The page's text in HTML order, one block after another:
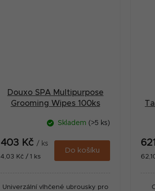
Douxo SPA Multipurpose
Grooming Wipes 100ks
Skladem (>5 ks)
403 Kč / ks
Měrná
4,03 Kč / 1 ks
Do košíku
Univerzální vlhčené ubrousky pro